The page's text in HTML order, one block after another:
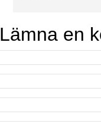
Lämna en